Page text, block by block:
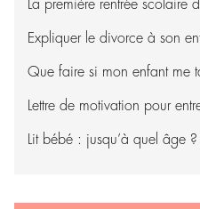
La première rentrée scolaire
Expliquer le divorce à son
Que faire si mon enfant me
Lettre de motivation pour
Lit bébé : jusqu’à quel âge